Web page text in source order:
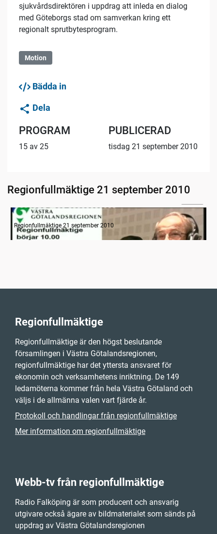
sjukvårdsdirektören i uppdrag att inleda en dialog
med Göteborgs stad om samverkan kring ett
regionalt sprutbytesprogram.
Motion
Bädda in
Dela
PROGRAM
15 av 25
PUBLICERAD
tisdag 21 september 2010
Regionfullmäktige 21 september 2010
Information
Regionfullmäktige 21 september 2010
Regionfullmäktige
Regionfullmäktige är den högst beslutande
församlingen i Västra Götalandsregionen,
regionfullmäktige har det yttersta ansvaret för
ekonomin och verksamhetens inriktning. De 149
ledamöterna kommer från hela Västra Götaland och
väljs i de allmänna valen vart fjärde år.
Protokoll och handlingar från regionfullmäktige
Mer information om regionfullmäktige
Webb-tv från regionfullmäktige
Radio Falköping är som producent och ansvarig
utgivare också ägare av bildmaterialet som sänds på
uppdrag av Västra Götalandsregionen